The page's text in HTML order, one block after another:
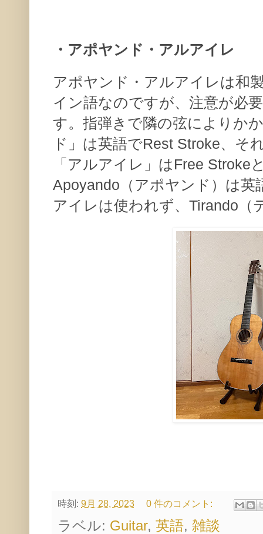
・アポヤンド・アルアイレ
アポヤンド・アルアイレは和
イン語なのですが、注意が必
す。指弾きで隣の弦によりか
ド」は英語でRest Stroke、そ
「アルアイレ」はFree Stroke
Apoyando（アポヤンド）は
アイレは使われず、Tirando（
時刻: 9月 28, 2023 0 件のコメント:
ラベル: Guitar, 英語, 雑談